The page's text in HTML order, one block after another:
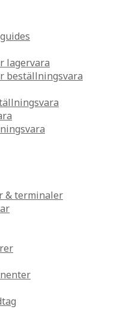
lagervara
beställningsvara
& terminaler